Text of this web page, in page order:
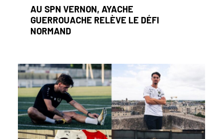
AU SPN VERNON, AYACHE
GUERROUACHE RELÈVE LE DÉFI
NORMAND